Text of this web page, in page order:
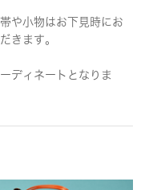
や小物はお下見時にお
きます。
ディネートとなりま